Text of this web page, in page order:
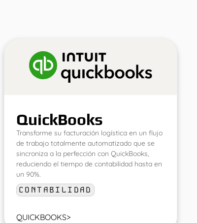
QuickBooks
Transforme su facturación logística en un flujo
de trabajo totalmente automatizado que se
sincroniza a la perfección con QuickBooks,
reduciendo el tiempo de contabilidad hasta en
un 90%.
CONTABILIDAD
QUICKBOOKS>